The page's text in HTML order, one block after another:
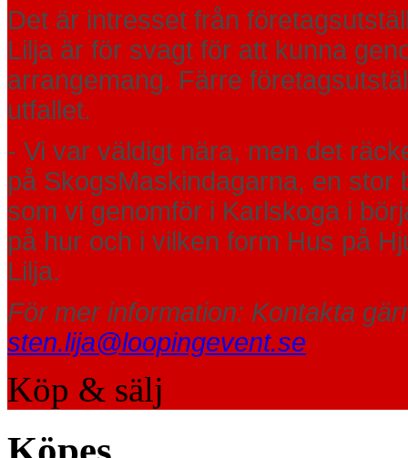
Det är intresset från
Lilja är för svagt för att kunna
arrangemang. Färre
utfallet.
- Vi var väldigt nära, men det
på SkogsMaskindagarna, en
som vi genomför i Karlskoga i
på hur och i vilken form Hus på
Lilja.
För mer information: Kontakta
sten.lija@loopingevent.se
Köp & sälj